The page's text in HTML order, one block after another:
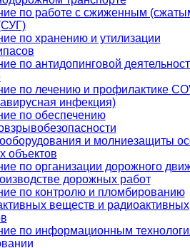
по работе с сжиженным
по хранению и утилизации
по антидопинговой
по лечению и профилактике
инфекция)
по обеспечению
и молниезащиты
объектов
по организации дорожного
дорожных работ
по контролю и пломбированию
веществ и радиоактивных
по информационным